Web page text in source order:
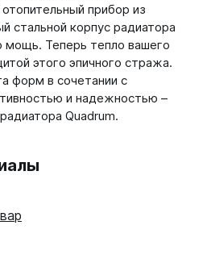
прибор из
стальной корпус радиатора
мощь. Теперь тепло вашего
этого эпичного стража.
форм в сочетании с
и надежностью –
Quadrum.